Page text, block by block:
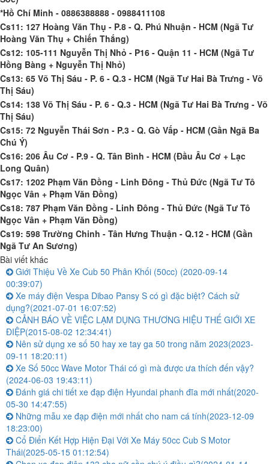
*Hồ Chí Minh - 0886388888 - 0988411108
Cs11: 127 Hoàng Văn Thụ - P.8 - Q. Phú Nhuận - HCM (Ngã Tư
Hoàng Văn Thụ + Chiến Thắng)
Cs12: 105-111 Nguyễn Thị Nhỏ - P16 - Quận 11 - HCM (Ngã Tư
Hồng Bàng + Nguyễn Thị Nhỏ)
Cs13: 65 Võ Thị Sáu - P. 6 - Q.3 - HCM (Ngã Tư Hai Bà Trưng - Võ
Thị Sáu)
Cs14: 138 Võ Thị Sáu - P. 6 - Q.3 - HCM (Ngã Tư Hai Bà Trưng - Võ
Thị Sáu)
Cs15: 72 Nguyễn Thái Sơn - P.3 - Q. Gò Vấp - HCM (Gần Ngã Ba
Chú Ý)
Cs16: 206 Âu Cơ - P.9 - Q. Tân Bình - HCM (Đầu Âu Cơ + Lạc
Long Quân)
Cs17: 1202 Phạm Văn Đồng - Linh Đông - Thủ Đức (Ngã Tư Tô
Ngọc Vân + Phạm Văn Đồng)
Cs18: 787 Phạm Văn Đồng - Linh Đông - Thủ Đức (Ngã Tư Tô
Ngọc Vân + Phạm Văn Đồng)
Cs19: 598 Trường Chinh - Tân Hưng Thuận - Q.12 - HCM (Gần
Ngã Tư An Sương)
Bài viết khác
Giới Thiệu Về Xe Cub 50 Phân Khối (50cc) (2020-09-14
00:39:07)
Xe máy điện Vespa Dibao Pansy S có gì đặc biệt? Cách sử
dụng?(2021-07-01 16:07:52)
CẢNH BÁO VỀ VIỆC LẠM DỤNG THƯƠNG HIỆU THẾ GIỚI XE
ĐIỆP(2015-08-02 12:34:41)
Nên sử dụng xe số 50 hay xe tay ga 50 trong năm 2023(2023-
09-11 18:20:11)
Xe Số 50cc Wave Motor Thái có gì mà được ưa thích đến vậy?
(2024-06-03 19:43:11)
Đánh giá chi tiết xe đạp điện Hyundai phanh đĩa mới nhất(2020-
05-30 14:47:55)
Những mẫu xe đạp điện mới nhất cho nam cá tính(2023-12-09
18:23:00)
Cổ Điển Kết Hợp Hiện Đại Với Xe Máy 50cc Cub S Motor
Thái(2025-05-15 01:12:54)